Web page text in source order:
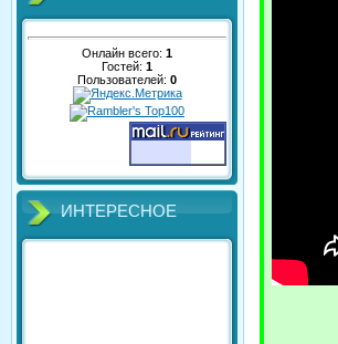
Онлайн всего: 1
Гостей: 1
Пользователей: 0
ИНТЕРЕСНОЕ